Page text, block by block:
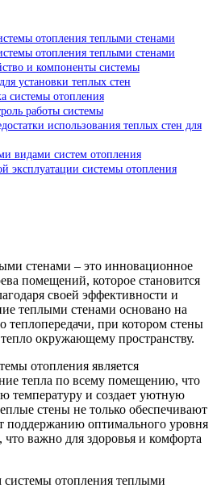
отопления теплыми стенами
отопления теплыми стенами
и компоненты системы
установки теплых стен
системы отопления
работы системы
использования теплых стен для
видами систем отопления
эксплуатации системы отопления
стенами – это инновационное
помещений, которое становится
своей эффективности и
теплыми стенами основано на
теплопередачи, при котором стены
окружающему пространству.
отопления является
тепла по всему помещению, что
температуру и создает уютную
стены не только обеспечивают
поддержанию оптимального уровня
важно для здоровья и комфорта
отопления теплыми